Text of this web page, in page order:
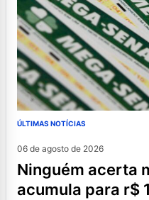
ÚLTIMAS NOTÍCIAS
06 de agosto de 2026
ninguém acerta mega-sena; prêmio
acumula para r$